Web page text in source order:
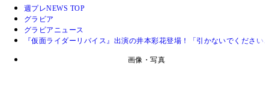
週プレNEWS TOP
グラビア
グラビアニュース
『仮面ライダーリバイス』出演の井本彩花登場！「引かないでくださ
画像・写真